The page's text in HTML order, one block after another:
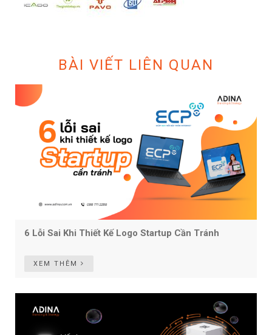
BÀI VIẾT LIÊN QUAN
6 Lỗi Sai Khi Thiết Kế Logo Startup Cần Tránh
XEM THÊM